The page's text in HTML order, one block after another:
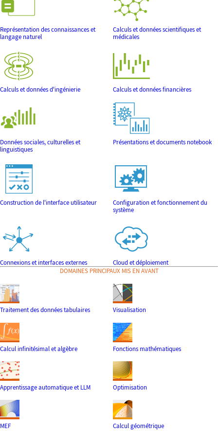
Représentation des connaissances et
langage naturel
Calculs et données scientifiques et
médicales
Calculs et données d'ingénierie Calculs et données financières
Données sociales, culturelles et
linguistiques
Présentations et documents notebook
Construction de l'interface utilisateur
Configuration et fonctionnement du
système
Connexions et interfaces externes
Cloud et déploiement
DOMAINES PRINCIPAUX MIS EN AVANT
Traitement des données tabulaires Visualisation
Calcul infinitésimal et algèbre Fonctions mathématiques
Apprentissage automatique et LLM Optimisation
MEF Calcul géométrique